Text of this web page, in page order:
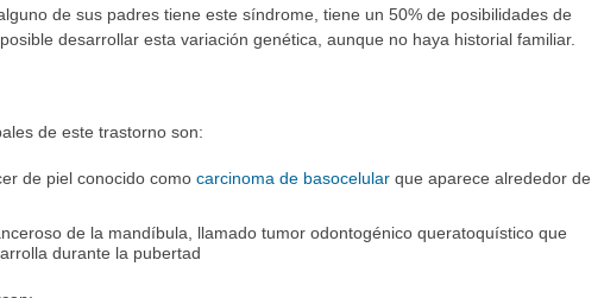
de sus padres tiene este síndrome, tiene un 50% de posibilidades de
desarrollar esta variación genética, aunque no haya historial familiar.
de este trastorno son:
de piel conocido comocarcinoma de basocelular que aparece alrededor de
de la mandíbula, llamado tumor odontogénico queratoquístico que
durante la pubertad